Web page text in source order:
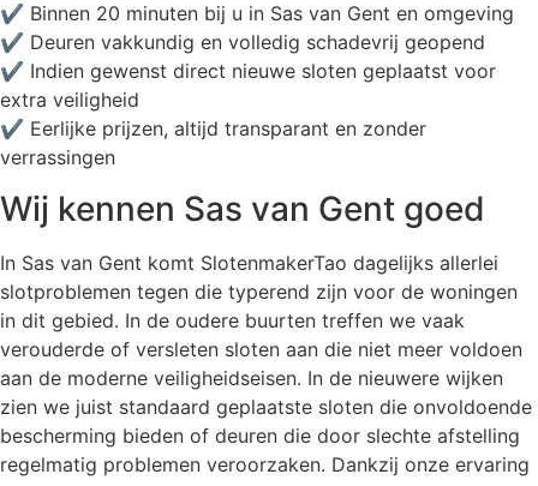
✔ Binnen 20 minuten bij u in Sas van Gent en omgeving
✔ Deuren vakkundig en volledig schadevrij geopend
✔ Indien gewenst direct nieuwe sloten geplaatst voor
extra veiligheid
✔ Eerlijke prijzen, altijd transparant en zonder
verrassingen
Wij kennen Sas van Gent goed
In Sas van Gent komt SlotenmakerTao dagelijks allerlei
slotproblemen tegen die typerend zijn voor de woningen
in dit gebied. In de oudere buurten treffen we vaak
verouderde of versleten sloten aan die niet meer voldoen
aan de moderne veiligheidseisen. In de nieuwere wijken
zien we juist standaard geplaatste sloten die onvoldoende
bescherming bieden of deuren die door slechte afstelling
regelmatig problemen veroorzaken. Dankzij onze ervaring